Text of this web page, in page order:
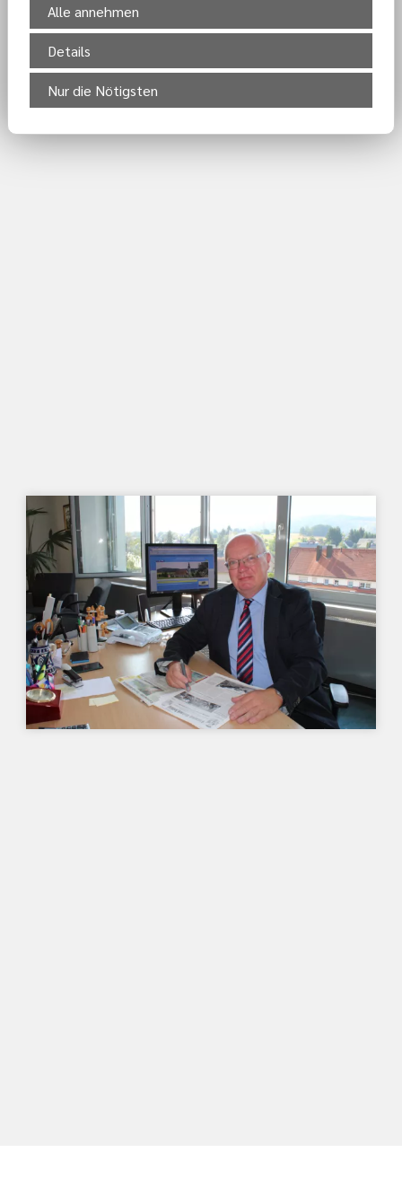
Ihr Bürgermeister
Thomas Martolock
Alle annehmen
Details
Nur die Nötigsten